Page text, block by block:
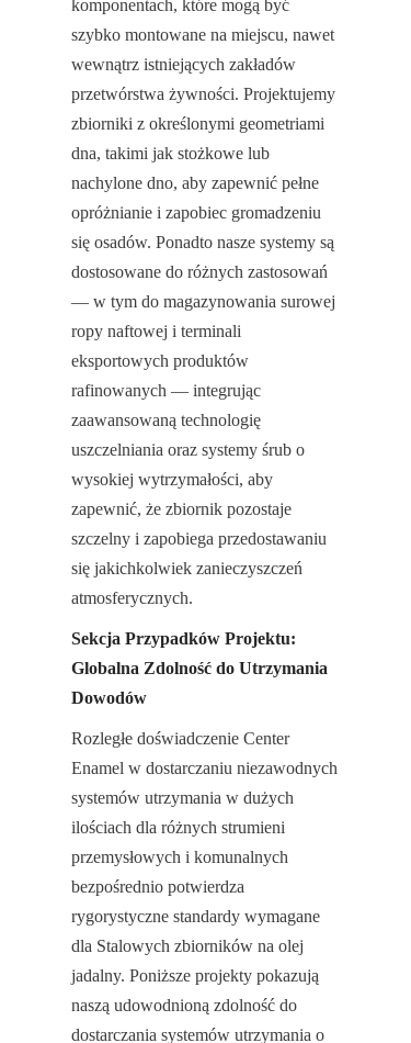
komponentach, które mogą być
szybko montowane na miejscu, nawet
wewnątrz istniejących zakładów
przetwórstwa żywności. Projektujemy
zbiorniki z określonymi geometriami
dna, takimi jak stożkowe lub
nachylone dno, aby zapewnić pełne
opróżnianie i zapobiec gromadzeniu
się osadów. Ponadto nasze systemy są
dostosowane do różnych zastosowań
— w tym do magazynowania surowej
ropy naftowej i terminali
eksportowych produktów
rafinowanych — integrując
zaawansowaną technologię
uszczelniania oraz systemy śrub o
wysokiej wytrzymałości, aby
zapewnić, że zbiornik pozostaje
szczelny i zapobiega przedostawaniu
się jakichkolwiek zanieczyszczeń
atmosferycznych.
Sekcja Przypadków Projektu:
Globalna Zdolność do Utrzymania
Dowodów
Rozległe doświadczenie Center
Enamel w dostarczaniu niezawodnych
systemów utrzymania w dużych
ilościach dla różnych strumieni
przemysłowych i komunalnych
bezpośrednio potwierdza
rygorystyczne standardy wymagane
dla Stalowych zbiorników na olej
jadalny. Poniższe projekty pokazują
naszą udowodnioną zdolność do
dostarczania systemów utrzymania o